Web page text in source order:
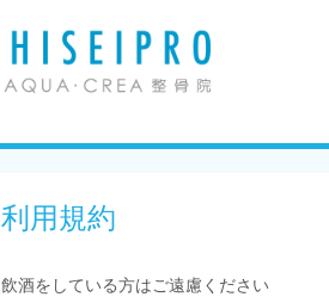
利用規約
飲酒をしている方はご遠慮ください